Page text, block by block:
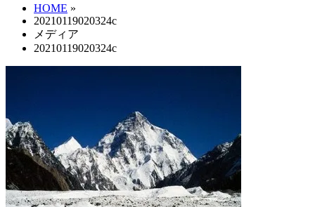
HOME »
20210119020324c
メディア
20210119020324c